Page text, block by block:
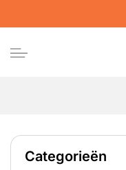
Categorieën